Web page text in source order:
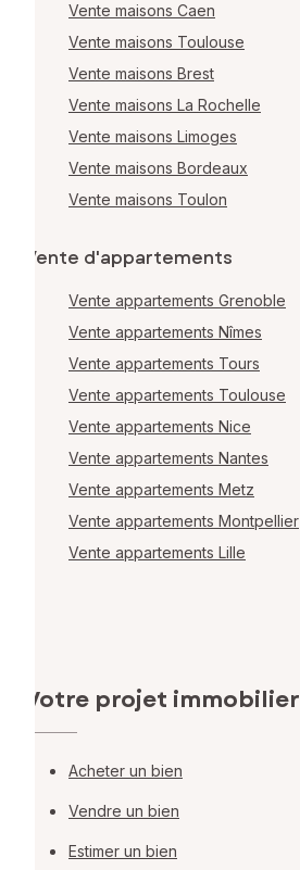
Vente maisons Caen
Vente maisons Toulouse
Vente maisons Brest
Vente maisons La Rochelle
Vente maisons Limoges
Vente maisons Bordeaux
Vente maisons Toulon
Vente d'appartements
Vente appartements Grenoble
Vente appartements Nîmes
Vente appartements Tours
Vente appartements Toulouse
Vente appartements Nice
Vente appartements Nantes
Vente appartements Metz
Vente appartements Montpellier
Vente appartements Lille
Votre projet immobilier
Acheter un bien
Vendre un bien
Estimer un bien